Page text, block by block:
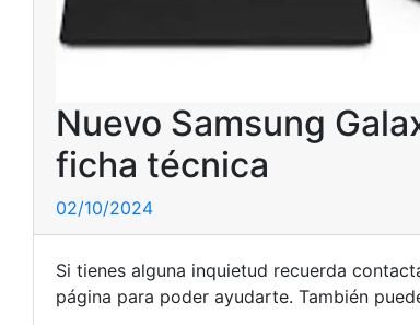
Nuevo Samsung
ficha técnica
02/10/2024
Si tienes alguna inquietud recuerda
página para poder ayudarte. También